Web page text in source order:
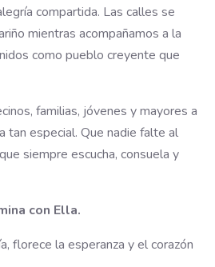
compartida. Las calles se
mientras acompañamos a la
como pueblo creyente que
familias, jóvenes y mayores a
tan especial. Que nadie falte al
siempre escucha, consuela y
con Ella.
florece la esperanza y el corazón